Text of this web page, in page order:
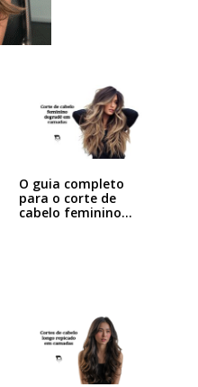
O guia completo
para o corte de
cabelo feminino…